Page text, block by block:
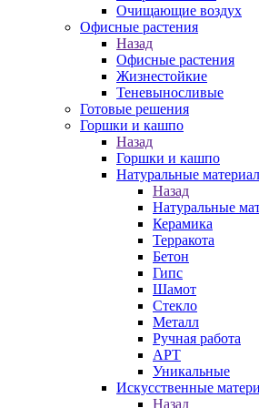
Очищающие воздух
Офисные растения
Назад
Офисные растения
Жизнестойкие
Теневыносливые
Готовые решения
Горшки и кашпо
Назад
Горшки и кашпо
Натуральные
Назад
Натуральные
Керамика
Терракота
Бетон
Гипс
Шамот
Стекло
Металл
Ручная работа
АРТ
Уникальные
Искусственные
Назад